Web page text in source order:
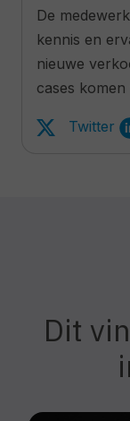
De
kennis en
nieuwe
cases
Twitter
Dit